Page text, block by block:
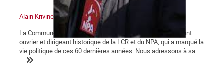
Alain Krivine
La Commune tient à saluer la mémoire d'Alain Krivine, militant
ouvrier et dirigeant historique de la LCR et du NPA, qui a marqué la
vie politique de ces 60 dernières années. Nous adressons à sa...